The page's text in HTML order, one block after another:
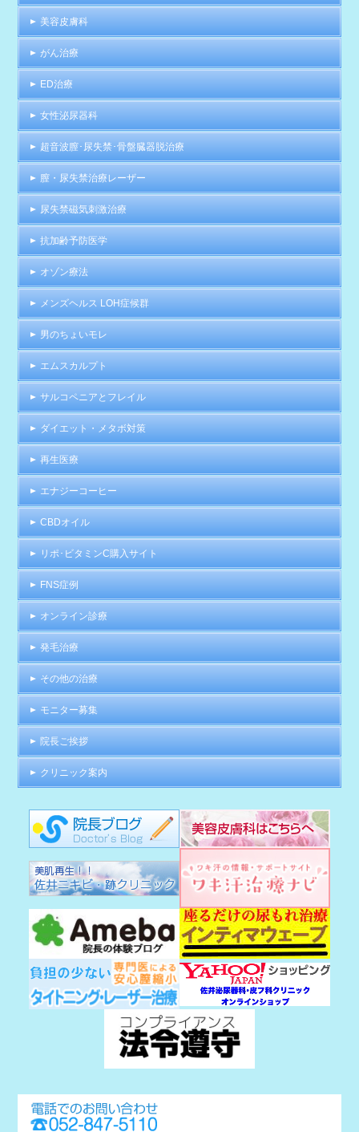
美容皮膚科
がん治療
ED治療
女性泌尿器科
超音波膣･尿失禁･骨盤臓器脱治療
膣・尿失禁治療レーザー
尿失禁磁気刺激治療
抗加齢予防医学
オゾン療法
メンズヘルス LOH症候群
男のちょいモレ
エムスカルプト
サルコペニアとフレイル
ダイエット・メタボ対策
再生医療
エナジーコーヒー
CBDオイル
リポ･ビタミンC購入サイト
FNS症例
オンライン診療
発毛治療
その他の治療
モニター募集
院長ご挨拶
クリニック案内